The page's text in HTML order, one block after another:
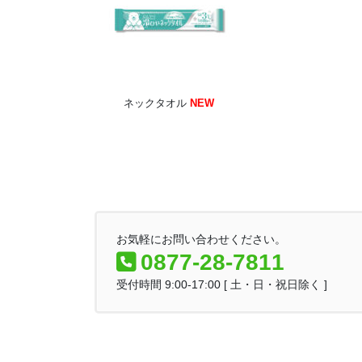
ネックタオル NEW
お気軽にお問い合わせください。
0877-28-7811
受付時間 9:00-17:00 [ 土・日・祝日除く ]